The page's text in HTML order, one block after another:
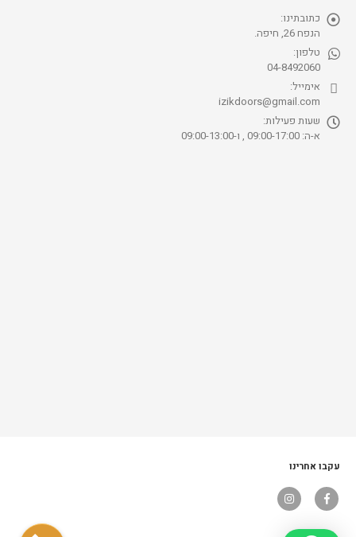
כתובתינו:
הנפח 26, חיפה.
טלפון:
04-8492060
אימייל:
izikdoors@gmail.com
שעות פעילות:
א-ה: 09:00-17:00 , ו-09:00-13:00
עקבו אחרינו